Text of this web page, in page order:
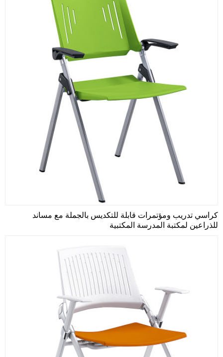
كراسي تدريب ومؤتمرات قابلة للتكديس بالجملة مع مساند
للذراعين لمكتبة المدرسة المكتبية